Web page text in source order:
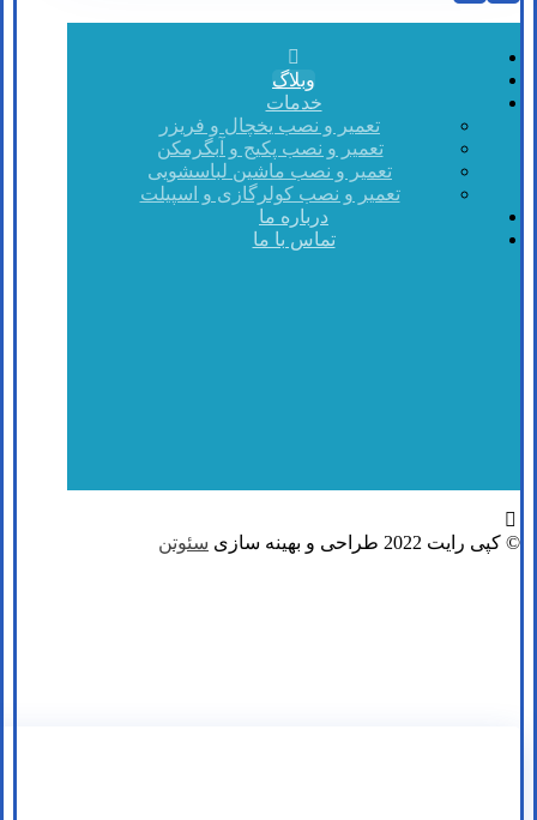
وبلاگ
خدمات
تعمیر و نصب یخچال و فریزر
تعمیر و نصب پکیج و آبگرمکن
تعمیر و نصب ماشین لباسشویی
تعمیر و نصب کولرگازی و اسپیلت
درباره ما
تماس با ما
© کپی رایت 2022 طراحی و بهینه سازی سئوتن